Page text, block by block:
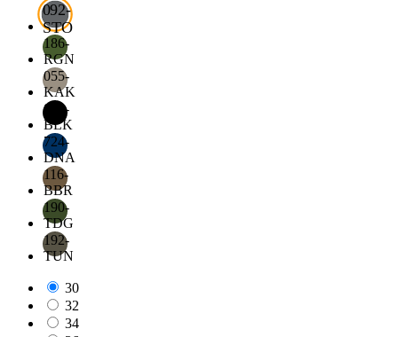
092-
STO
186-
RGN
055-
KAK
019-
BLK
724-
DNA
116-
BBR
190-
TDG
192-
TUN
30
32
34